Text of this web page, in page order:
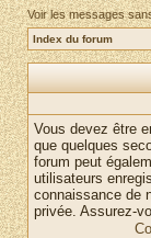
Voir les messages
Index du forum
Vous devez être
que quelques
forum peut
utilisateurs
connaissance de
privée. Assurez-